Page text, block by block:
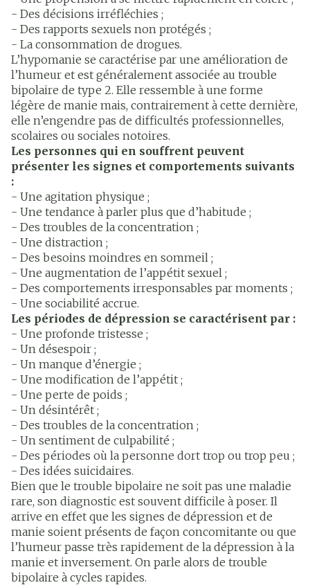
- Des décisions irréfléchies ;
- Des rapports sexuels non protégés ;
- La consommation de drogues.
L’hypomanie se caractérise par une amélioration de
l’humeur et est généralement associée au trouble
bipolaire de type 2. Elle ressemble à une forme
légère de manie mais, contrairement à cette dernière,
elle n’engendre pas de difficultés professionnelles,
scolaires ou sociales notoires.
Les personnes qui en souffrent peuvent
présenter les signes et comportements suivants
:
- Une agitation physique ;
- Une tendance à parler plus que d’habitude ;
- Des troubles de la concentration ;
- Une distraction ;
- Des besoins moindres en sommeil ;
- Une augmentation de l’appétit sexuel ;
- Des comportements irresponsables par moments ;
- Une sociabilité accrue.
Les périodes de dépression se caractérisent par :
- Une profonde tristesse ;
- Un désespoir ;
- Un manque d’énergie ;
- Une modification de l’appétit ;
- Une perte de poids ;
- Un désintérêt ;
- Des troubles de la concentration ;
- Un sentiment de culpabilité ;
- Des périodes où la personne dort trop ou trop peu ;
- Des idées suicidaires.
Bien que le trouble bipolaire ne soit pas une maladie
rare, son diagnostic est souvent difficile à poser. Il
arrive en effet que les signes de dépression et de
manie soient présents de façon concomitante ou que
l’humeur passe très rapidement de la dépression à la
manie et inversement. On parle alors de trouble
bipolaire à cycles rapides.